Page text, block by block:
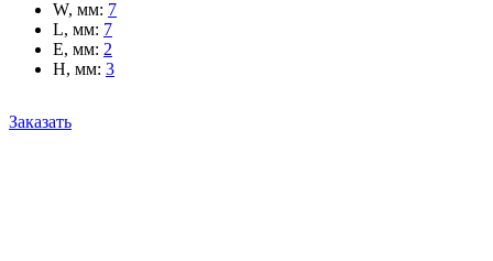
W, мм: 7
L, мм: 7
E, мм: 2
H, мм: 3
Заказать